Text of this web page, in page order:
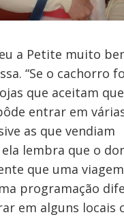
a Petite muito
“Se o cachorro
que aceitam
entrar em
as que vendiam
ela lembra que o
que uma
programação
em alguns locais